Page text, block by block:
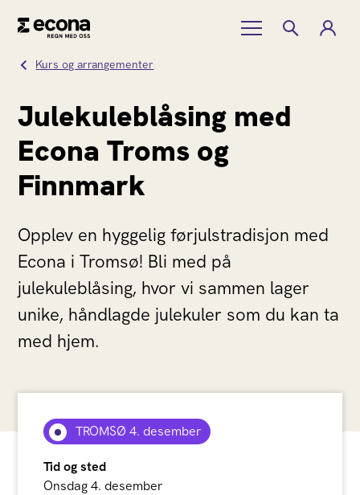
Kurs og arrangementer
Julekuleblåsing med
Econa Troms og
Finnmark
Opplev en hyggelig førjulstradisjon med
Econa i Tromsø! Bli med på
julekuleblåsing, hvor vi sammen lager
unike, håndlagde julekuler som du kan ta
med hjem.
TROMSØ 4. desember
Tid og sted
Onsdag 4. desember